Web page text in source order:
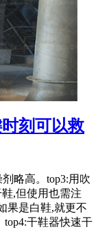
刻可以救
略高。top3:用吹
,但使用也需注
果是白鞋,就更不
干鞋器快速干